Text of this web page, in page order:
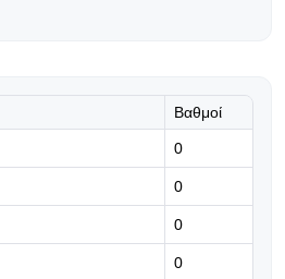
πρόταση από την Ελλάδα
του»
Βαθμοί
0
0
0
0